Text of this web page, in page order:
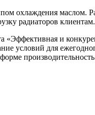
маслом.
радиаторов клиентам.
и
условий для